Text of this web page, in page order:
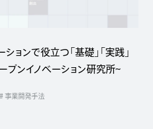
ョンで役立つ「基礎」「実践」
プンイノベーション研究所~
# 事業開発手法